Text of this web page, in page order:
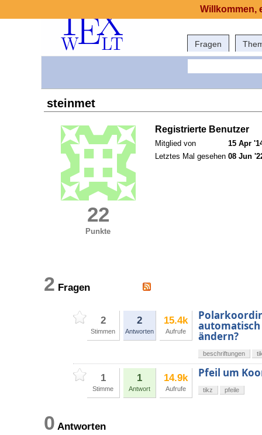
Fragen
steinmet
22
Punkte
Registrierte Benutzer
Mitglied von
15 Apr
Letztes Mal gesehen 08 Jun
2 Fragen
2
Stimmen
2
Antworten
15.4k
Aufrufe ändern?
beschriftungen
1
Stimme
1
Antwort
14.9k
Aufrufe
Pfeil um
tikz pfeile
0 Antworten
Willkommen,